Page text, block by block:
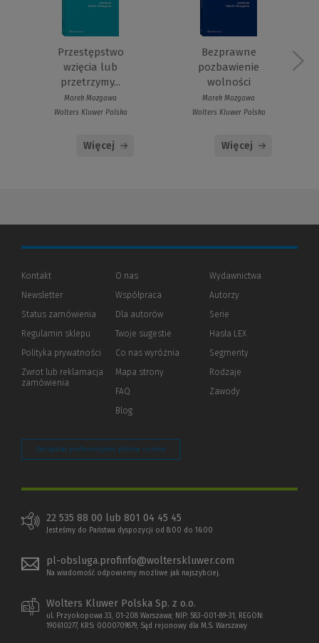
Przestępstwo
wzięcia lub
przetrzymy...
Marek Mozgawa
Wolters Kluwer Polska
Więcej
Bezprawne
pozbawienie
wolności
Marek Mozgawa
Wolters Kluwer Polska
Więcej
Kontakt
Newsletter
Status zamówienia
Regulamin sklepu
Polityka prywatności (Nowe
(Link
innej
Zwrot lub reklamacja
zamówienia
O nas
Współpraca
Dla autorów(Nowe
(Link
innej
strony)
Twoje sugestie
Co nas wyróżnia
Mapa strony
FAQ
Blog
Wydawnictwa
Autorzy
Serie
Hasła LEX
Segmenty
Rodzaje
Zawody
Zarządzaj preferencjami plików cookie
22 535 88 00 lub 801 04 45 45
Jesteśmy do Państwa dyspozycji od 8:00 do 16:00
pl-obsluga.profinfo@wolterskluwer.com
Na wiadomość odpowiemy możliwe jak najszybciej.
Wolters Kluwer Polska Sp. z o.o.
ul. Przyokopowa 33, 01-208 Warszawa; NIP: 583-001-89-31, REGON:
190610277, KRS: 0000709879, Sąd rejonowy dla M.S. Warszawy